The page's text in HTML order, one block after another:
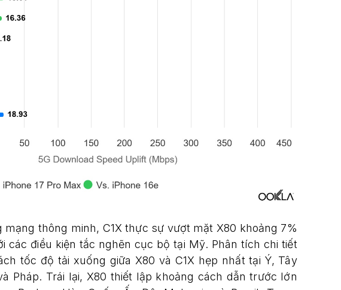
thông minh, C1X thực sự vượt mặt X80 khoảng 7%
các điều kiện tắc nghẽn cục bộ tại Mỹ. Phân tích chi tiết
tốc độ tải xuống giữa X80 và C1X hẹp nhất tại Ý, Tây
Pháp. Trái lại, X80 thiết lập khoảng cách dẫn trước lớn